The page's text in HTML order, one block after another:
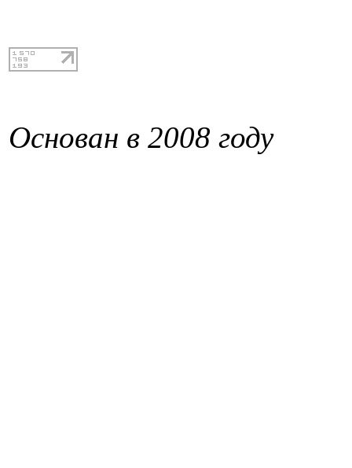
Основан в 2008 году